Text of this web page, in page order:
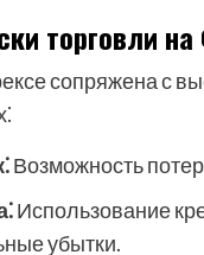
торговли
сопряжена с
Возможность
Использование
убытки.